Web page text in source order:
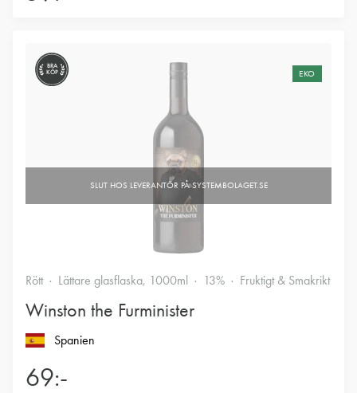
BRA
KÖP
EKO
Rött Lättare glasflaska, 1000ml 13% Fruktigt & Smakrikt
Winston the Furminister
Spanien
69:-